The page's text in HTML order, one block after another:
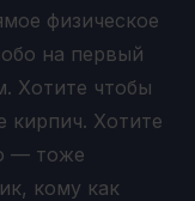
физическое
на первый
Хотите чтобы
кирпич. Хотите
— тоже
кому как